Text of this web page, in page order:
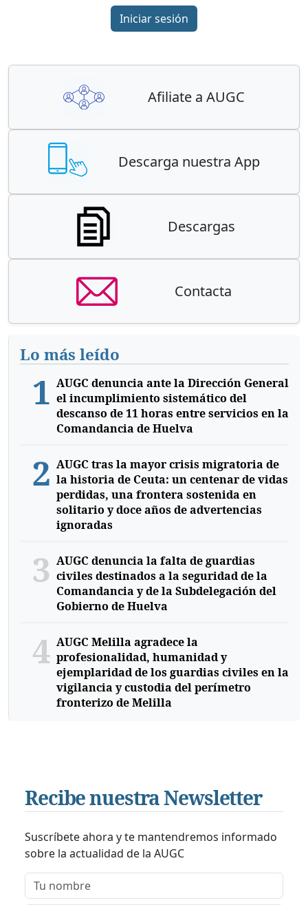
Iniciar sesión
Afiliate a AUGC
Descarga nuestra App
Descargas
Contacta
Lo más leído
1 AUGC denuncia ante la Dirección General
el incumplimiento sistemático del
descanso de 11 horas entre servicios en la
Comandancia de Huelva
2 AUGC tras la mayor crisis migratoria de
la historia de Ceuta: un centenar de vidas
perdidas, una frontera sostenida en
solitario y doce años de advertencias
ignoradas
3 AUGC denuncia la falta de guardias
civiles destinados a la seguridad de la
Comandancia y de la Subdelegación del
Gobierno de Huelva
4 AUGC Melilla agradece la
profesionalidad, humanidad y
ejemplaridad de los guardias civiles en la
vigilancia y custodia del perímetro
fronterizo de Melilla
Recibe nuestra Newsletter
Suscríbete ahora y te mantendremos informado
sobre la actualidad de la AUGC